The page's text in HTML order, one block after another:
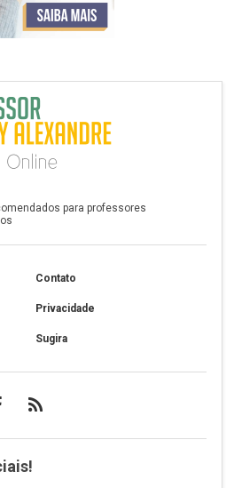
para professores
Contato
Privacidade
Sugira